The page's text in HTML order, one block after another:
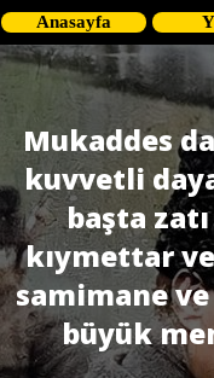
Anasayfa
Mukaddes
kuvvetli
başta
kıymettar
samimane
büyük